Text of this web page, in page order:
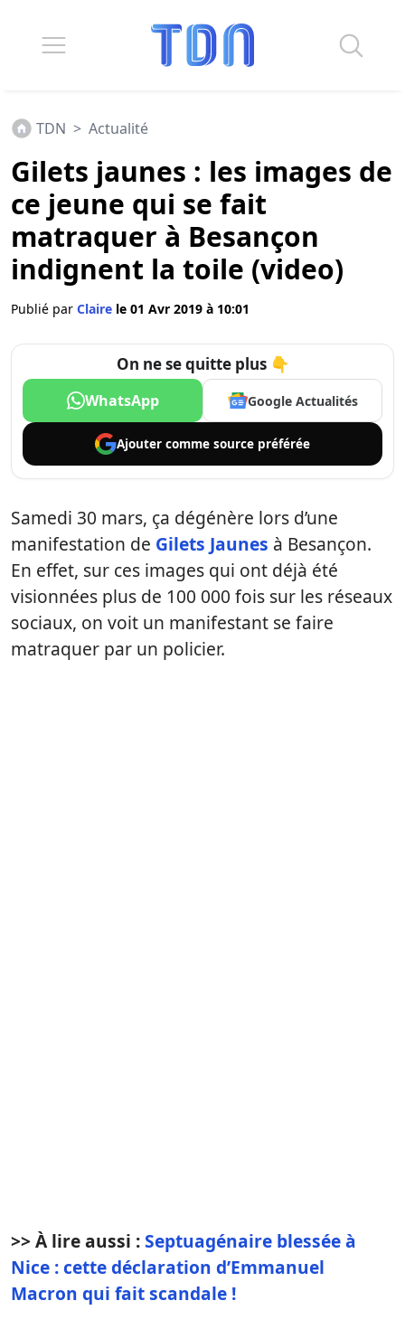
TDN > Actualité
Gilets jaunes : les images de
ce jeune qui se fait
matraquer à Besançon
indignent la toile (video)
Publié par Claire le 01 Avr 2019 à 10:01
On ne se quitte plus 👇
WhatsApp Google Actualités
Ajouter comme source préférée
Samedi 30 mars, ça dégénère lors d’une
manifestation de Gilets Jaunes à Besançon.
En effet, sur ces images qui ont déjà été
visionnées plus de 100 000 fois sur les réseaux
sociaux, on voit un manifestant se faire
matraquer par un policier.
>> À lire aussi :Septuagénaire blessée à
Nice : cette déclaration d’Emmanuel
Macron qui fait scandale !